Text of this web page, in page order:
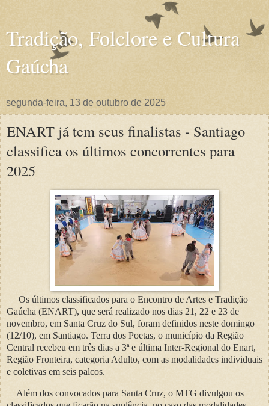
Tradição, Folclore e Cultura
Gaúcha
segunda-feira, 13 de outubro de 2025
ENART já tem seus finalistas - Santiago
classifica os últimos concorrentes para
2025
Os últimos classificados para o Encontro de Artes e Tradição
Gaúcha (ENART), que será realizado nos dias 21, 22 e 23 de
novembro, em Santa Cruz do Sul, foram definidos neste domingo
(12/10), em Santiago. Terra dos Poetas, o município da Região
Central recebeu em três dias a 3ª e última Inter-Regional do Enart,
Região Fronteira, categoria Adulto, com as modalidades individuais
e coletivas em seis palcos.
Além dos convocados para Santa Cruz, o MTG divulgou os